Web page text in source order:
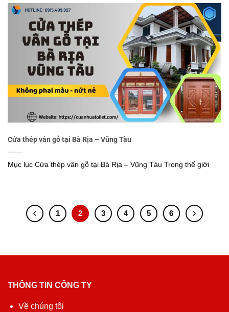
Cửa thép vân gỗ tại Bà Rịa – Vũng Tàu
Mục lục Cửa thép vân gỗ tại Bà Rịa – Vũng Tàu Trong thế giới
1 2 3 4 5 6
THÔNG TIN CÔNG TY
Về chúng tôi